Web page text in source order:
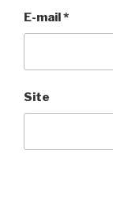
E-mail*
Site